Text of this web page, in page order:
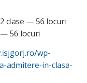
clase — 56 locuri
56 locuri
wp-
admitere-in-clasa-